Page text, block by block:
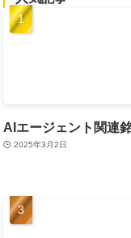
AIエージェント関連
2025年3月2日